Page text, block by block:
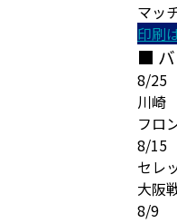
マッ
印刷
■ バ
8/25
川崎
フロ
8/15
セレ
大阪
8/9